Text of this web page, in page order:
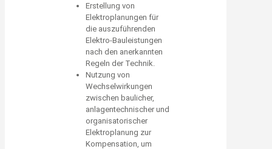
Erstellung von
Elektroplanungen für
die auszuführenden
Elektro-Bauleistungen
nach den anerkannten
Regeln der Technik.
Nutzung von
Wechselwirkungen
zwischen baulicher,
anlagentechnischer und
organisatorischer
Elektroplanung zur
Kompensation, um